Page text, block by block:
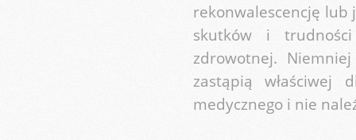
rekonwalescencję lub
skutków i
zdrowotnej.
zastąpią właściwej
medycznego i nie